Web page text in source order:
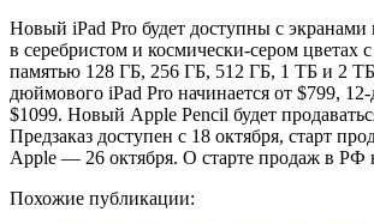
Новый iPad Pro будет доступны с
в серебристом и космически-сером цветах
памятью 128 ГБ, 256 ГБ, 512 ГБ, 1 ТБ и 2
дюймового iPad Pro начинается от $799,
$1099. Новый Apple Pencil будет
Предзаказ доступен с 18 октября, старт
Apple — 26 октября. О старте продаж в РФ
Похожие публикации: